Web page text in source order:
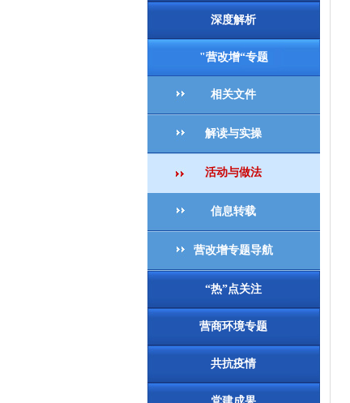
深度解析
"营改增“专题
相关文件
解读与实操
活动与做法
信息转载
营改增专题导航
“热”点关注
营商环境专题
共抗疫情